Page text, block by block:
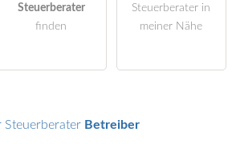
Abbrechen
Sie, öffentliche Fragen sind
Steuerberater
finden
Steuerberater in
meiner Nähe
Steuerberater Betreiber